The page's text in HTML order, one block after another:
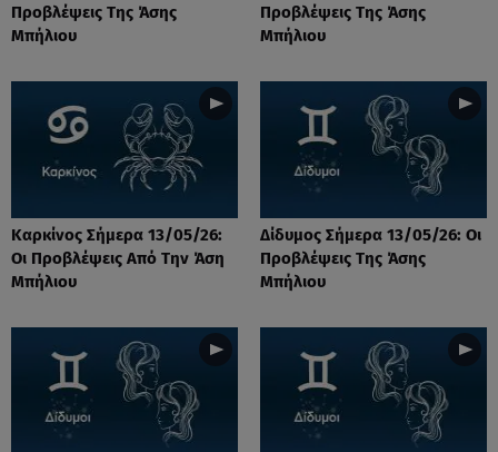
Προβλέψεις Της Άσης
Μπήλιου
Προβλέψεις Της Άσης
Μπήλιου
Καρκίνος Σήμερα 13/05/26:
Οι Προβλέψεις Από Την Άση
Μπήλιου
Δίδυμος Σήμερα 13/05/26: Οι
Προβλέψεις Της Άσης
Μπήλιου